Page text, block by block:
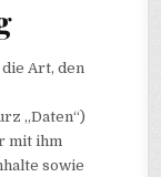
Art, den
„Daten“)
mit ihm
sowie